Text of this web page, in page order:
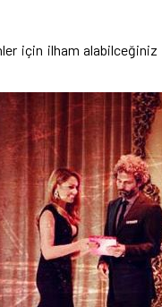
için ilham alabilceğiniz